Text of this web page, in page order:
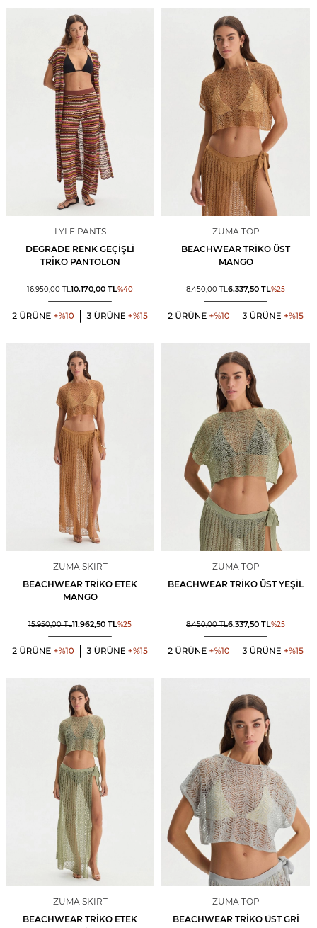
LYLE PANTS
DEGRADE RENK GEÇIŞLI
TRIKO PANTOLON
16.950,00TL10.170,00 TL%40
ZUMA TOP
BEACHWEAR TRIKO ÜST
MANGO
8.450,00TL6.337,50 TL%25
ZUMA SKIRT
BEACHWEAR TRIKO ETEK
MANGO
15.950,00TL11.962,50 TL%25
ZUMA TOP
BEACHWEAR TRIKO ÜST YEŞIL
8.450,00TL6.337,50 TL%25
ZUMA SKIRT
BEACHWEAR TRIKO ETEK
ZUMA TOP
BEACHWEAR TRIKO ÜST GRI